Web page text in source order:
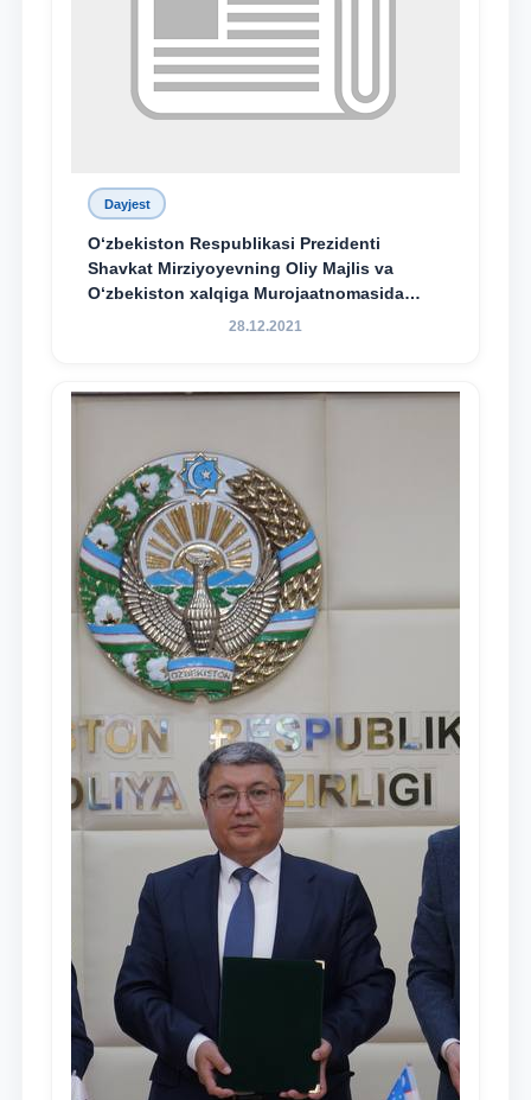
Dayjest
O‘zbekiston Respublikasi Prezidenti
Shavkat Mirziyoyevning Oliy Majlis va
O‘zbekiston xalqiga Murojaatnomasida
belgilangan vazifalar mazmun-mohiyatini
dayjesti
28.12.2021